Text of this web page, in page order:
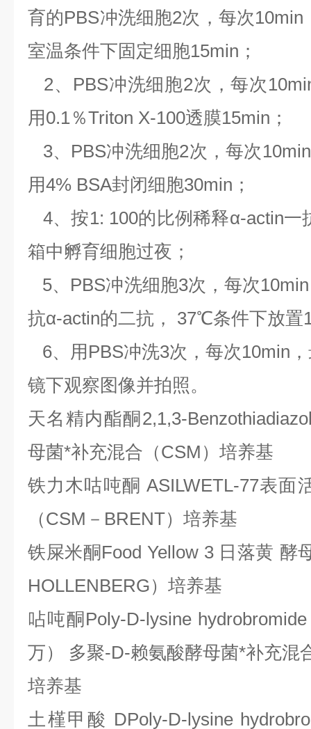
育的PBS冲洗细胞2次，每次
室温条件下固定细胞15min；
2、PBS冲洗细胞2次，每次
用0.1％Triton X-100透膜15min；
3、PBS冲洗细胞2次，每次
用4% BSA封闭细胞30min；
4、按1: 100的比例稀释α-actin
箱中孵育细胞过夜；
5、PBS冲洗细胞3次，每次
抗α-actin的二抗， 37℃条件下放置
6、用PBS冲洗3次，每次10min
镜下观察图像并拍照。
天名精内酯酮 2,1,3-
母菌*补充混合（CSM）培养基
铁力木咕吨酮 ASILWETL-77表面
（CSM－BRENT）培养基
铁屎米酮Food Yellow 3 日落黄 酵
HOLLENBERG）培养基
呫吨酮 Poly-D-lysine
万） 多聚-D-赖氨酸酵母菌*补充混
培养基
土槿甲酸 DPoly-D-lysine